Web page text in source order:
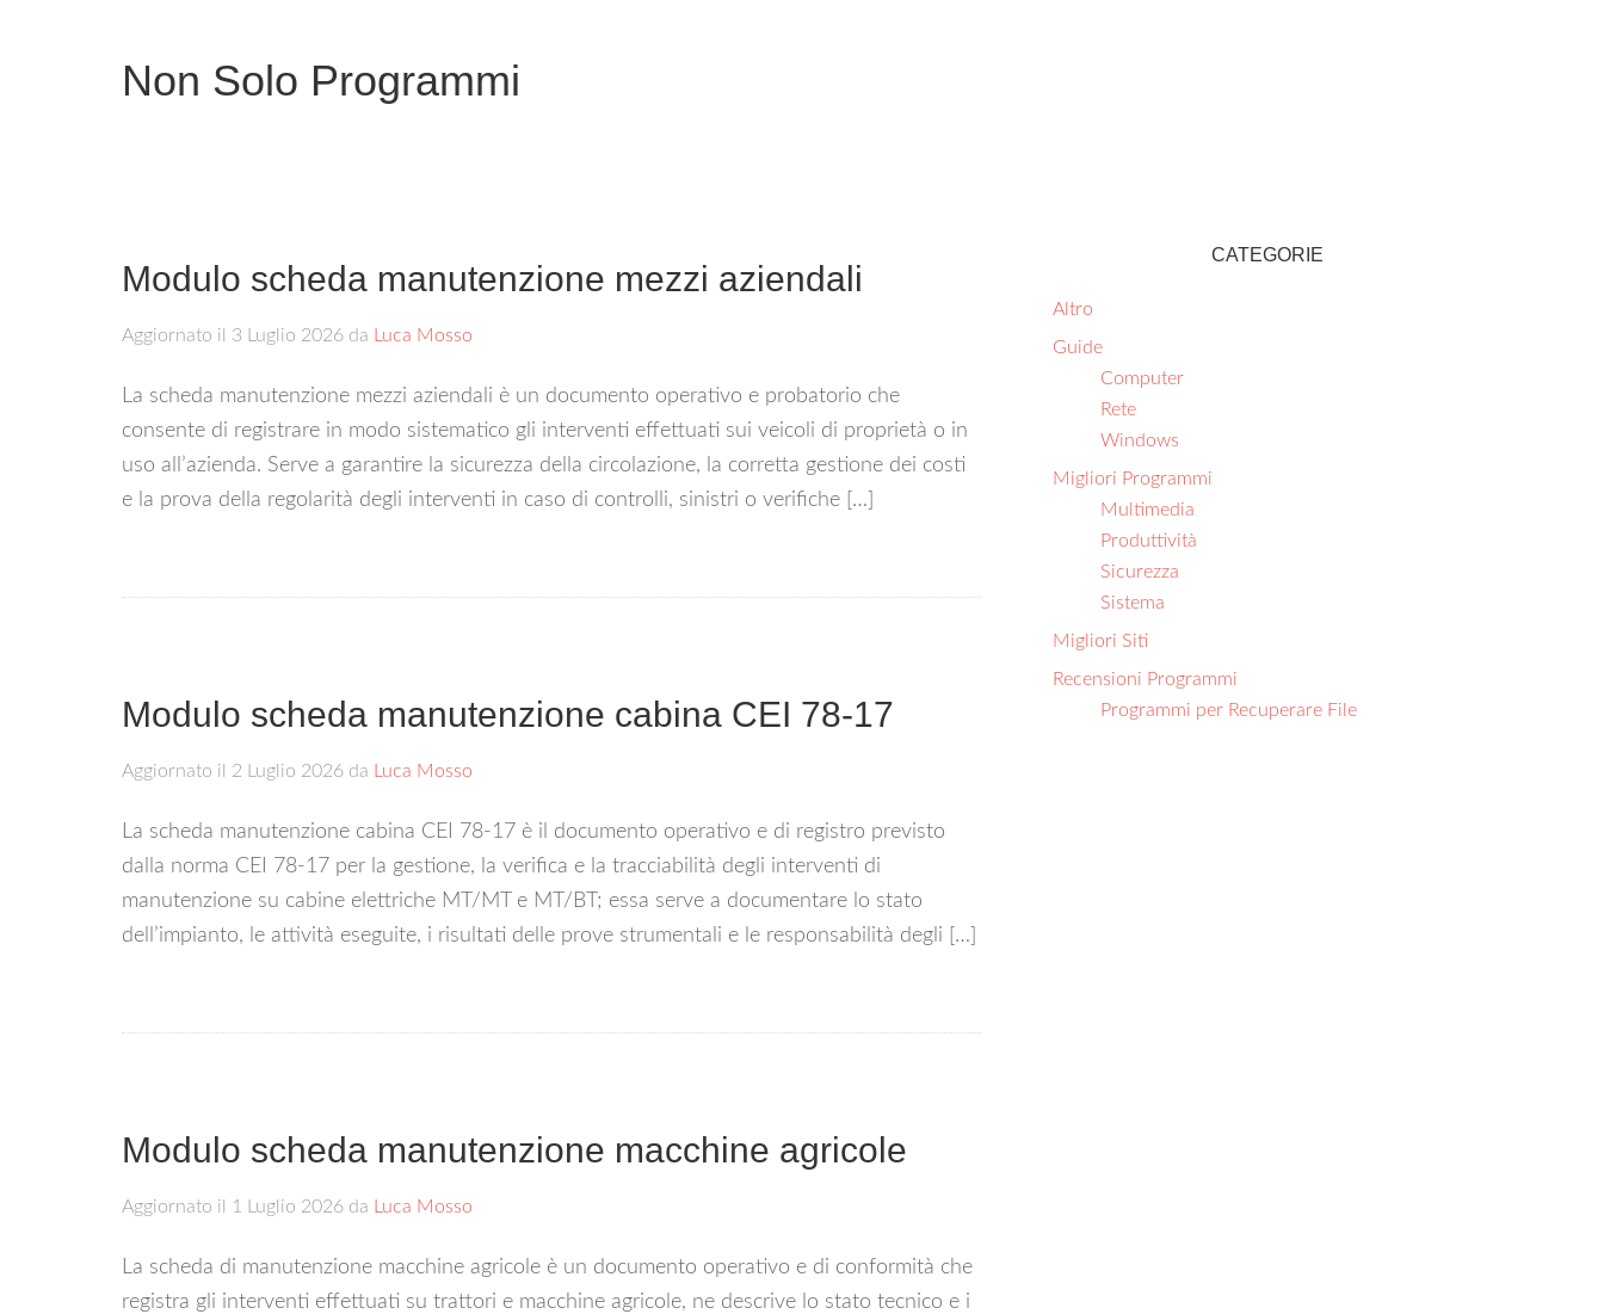
Non Solo Programmi
Modulo scheda manutenzione mezzi aziendali​
Aggiornato il 3 Luglio 2026 da Luca Mosso
La scheda manutenzione mezzi aziendali è un documento operativo e probatorio che
consente di registrare in modo sistematico gli interventi effettuati sui veicoli di proprietà o in
uso all’azienda. Serve a garantire la sicurezza della circolazione, la corretta gestione dei costi
e la prova della regolarità degli interventi in caso di controlli, sinistri o verifiche […]
Modulo scheda manutenzione cabina CEI 78-17​
Aggiornato il 2 Luglio 2026 da Luca Mosso
La scheda manutenzione cabina CEI 78-17 è il documento operativo e di registro previsto
dalla norma CEI 78-17 per la gestione, la verifica e la tracciabilità degli interventi di
manutenzione su cabine elettriche MT/MT e MT/BT; essa serve a documentare lo stato
dell’impianto, le attività eseguite, i risultati delle prove strumentali e le responsabilità degli […]
Modulo scheda manutenzione macchine agricole​
Aggiornato il 1 Luglio 2026 da Luca Mosso
La scheda di manutenzione macchine agricole è un documento operativo e di conformità che
registra gli interventi effettuati su trattori e macchine agricole, ne descrive lo stato tecnico e i
CATEGORIE
Altro
Guide
Computer
Rete
Windows
Migliori Programmi
Multimedia
Produttività
Sicurezza
Sistema
Migliori Siti
Recensioni Programmi
Programmi per Recuperare File